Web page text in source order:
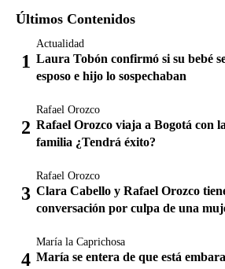
Últimos Contenidos
Actualidad
Laura Tobón confirmó si su bebé
esposo e hijo lo sospechaban
Rafael Orozco
Rafael Orozco viaja a Bogotá con
familia ¿Tendrá éxito?
Rafael Orozco
Clara Cabello y Rafael Orozco
conversación por culpa de una
María la Caprichosa
María se entera de que está